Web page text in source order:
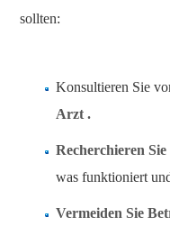
sollten:
Konsultieren Sie
Arzt .
Recherchieren
was funktioniert
Vermeiden Sie